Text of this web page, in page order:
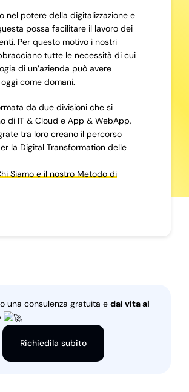
nel potere della digitalizzazione e
possa facilitare il lavoro dei
Per questo motivo i nostri
tutte le necessità di cui
di un’azienda può avere
come domani.
da due divisioni che si
di IT & Cloud e App & WebApp,
tra loro creano il percorso
la Digital Transformation delle
Siamo e il nostro Metodo di
una consulenza gratuita e dai vita al
Richiedila subito